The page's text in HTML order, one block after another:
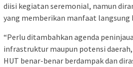
diisi kegiatan seremonial, namun
yang memberikan manfaat langsung
“Perlu ditambahkan agenda
infrastruktur maupun potensi
HUT benar-benar berdampak dan